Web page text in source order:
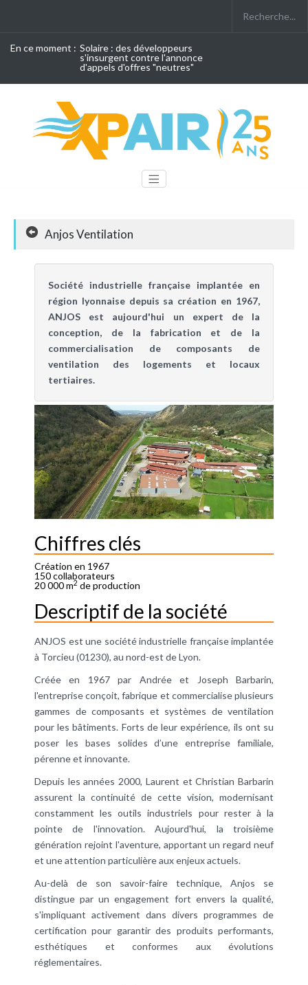
En ce moment : Solaire : des développeurs
s'insurgent contre l'annonce
d'appels d'offres "neutres"
Anjos Ventilation
Société industrielle française implantée en
région lyonnaise depuis sa création en 1967,
ANJOS est aujourd'hui un expert de la
conception, de la fabrication et de la
commercialisation de composants de
ventilation des logements et locaux
tertiaires.
Chiffres clés
Création en 1967
150 collaborateurs
20 000 m2 de production
Descriptif de la société
ANJOS est une société industrielle française implantée
à Torcieu (01230), au nord-est de Lyon.
Créée en 1967 par Andrée et Joseph Barbarin,
l'entreprise conçoit, fabrique et commercialise plusieurs
gammes de composants et systèmes de ventilation
pour les bâtiments. Forts de leur expérience, ils ont su
poser les bases solides d’une entreprise familiale,
pérenne et innovante.
Depuis les années 2000, Laurent et Christian Barbarin
assurent la continuité de cette vision, modernisant
constamment les outils industriels pour rester à la
pointe de l'innovation. Aujourd'hui, la troisième
génération rejoint l'aventure, apportant un regard neuf
et une attention particulière aux enjeux actuels.
Au-delà de son savoir-faire technique, Anjos se
distingue par un engagement fort envers la qualité,
s'impliquant activement dans divers programmes de
certification pour garantir des produits performants,
esthétiques et conformes aux évolutions
réglementaires.